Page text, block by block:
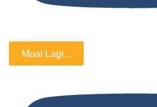
Muat Lagi...